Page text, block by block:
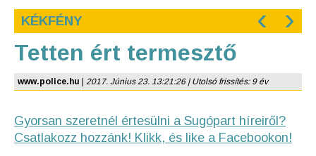
KÉKFÉNY ‹ ›
Tetten ért termesztő
www.police.hu 2017. Június 23. 13:21:26 | Utolsó frissítés: 9 év
Gyorsan szeretnél értesülni a Sugópart híreiről?
Csatlakozz hozzánk! Klikk, és like a Facebookon!